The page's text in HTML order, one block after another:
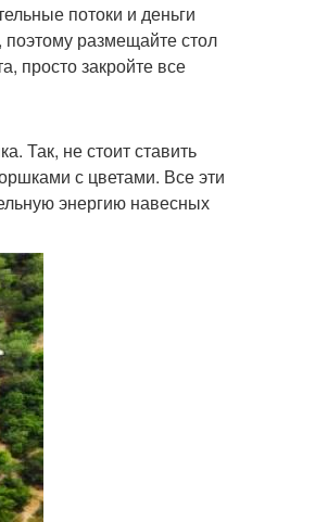
потоки и деньги
размещайте стол
просто закройте все
Так, не стоит ставить
с цветами. Все эти
энергию навесных